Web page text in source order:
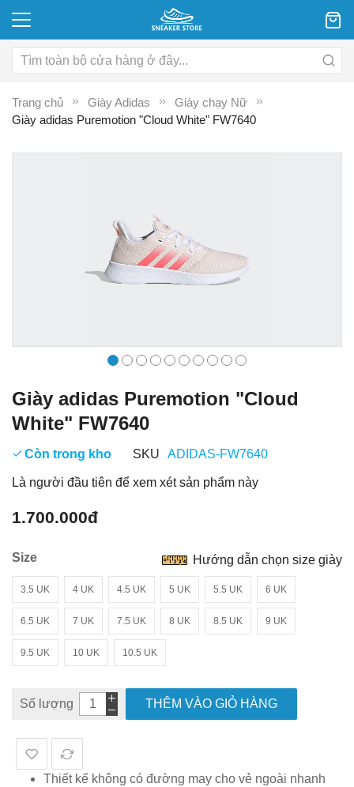
Trang chủ Giày Adidas
Giày chạy Nữ
Giày adidas Puremotion "Cloud White" FW7640
Giày adidas Puremotion "Cloud
White" FW7640
Còn trong kho SKU ADIDAS-FW7640
Là người đầu tiên để xem xét sản phẩm này
1.700.000đ
Size
3.5 UK 4 UK 4.5 UK 5 UK 5.5 UK 6 UK
6.5 UK 7 UK 7.5 UK 8 UK 8.5 UK 9 UK
9.5 UK 10 UK 10.5 UK
Hướng dẫn chọn size giày
Số lượng THÊM VÀO GIỎ HÀNG
Thiết kế không có đường may cho vẻ ngoài nhanh